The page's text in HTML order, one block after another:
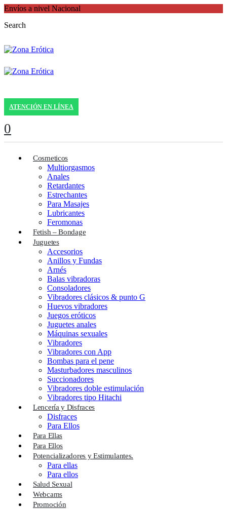
Envíos a nivel Nacional
Search
ATENCIÓN EN LÍNEA
0
Cosmeticos
Multiorgasmos
Anales
Retardantes
Estrechantes
Para Masajes
Lubricantes
Feromonas
Fetish – Bondage
Juguetes
Accesorios
Anillos y Fundas
Arnés
Balas vibradoras
Consoladores
Vibradores clásicos & punto G
Huevos vibradores
Juegos eróticos
Juguetes anales
Máquinas sexuales
Vibradores
Vibradores con App
Bombas para el pene
Masturbadores masculinos
Succionadores
Vibradores doble estimulación
Vibradores tipo Hitachi
Lencería y Disfraces
Disfraces
Para Ellos
Para Ellas
Para Ellos
Potencializadores y Estimulantes.
Para ellas
Para ellos
Salud Sexual
Webcams
Promoción